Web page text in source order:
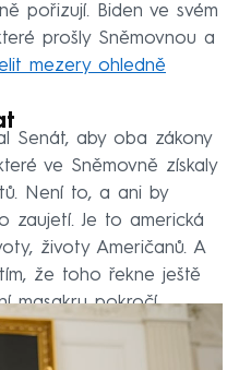
pořizují. Biden ve svém
prošly Sněmovnou a
mezery ohledně
Senát, aby oba zákony
ve Sněmovně získaly
Není to, a ani by
zaujetí. Je to americká
životy Američanů. A
že toho řekne ještě
masakru pokročí.